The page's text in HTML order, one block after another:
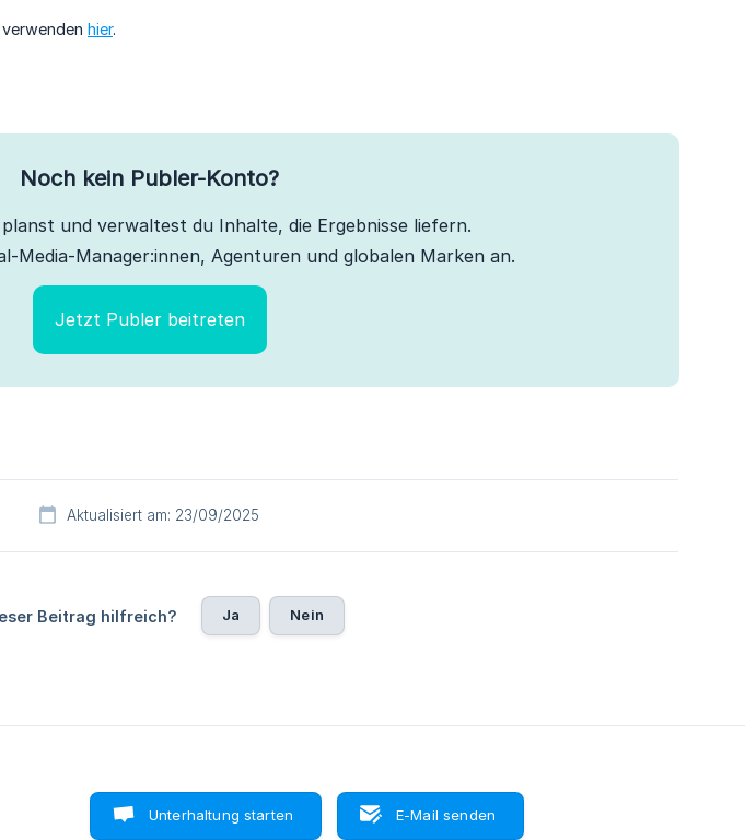
hier.
Noch kein Publer-Konto?
und verwaltest du Inhalte, die Ergebnisse liefern.
Media-Manager:innen, Agenturen und globalen Marken an.
Jetzt Publer beitreten
Aktualisiert am: 23/09/2025
Beitrag hilfreich? Ja Nein
Unterhaltung starten E-Mail senden